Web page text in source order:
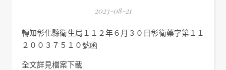
2023-08-21
轉知彰化縣衛生局１１２年６月３０日彰衛藥字第１１
２００３７５１０號函
全文詳見檔案下載